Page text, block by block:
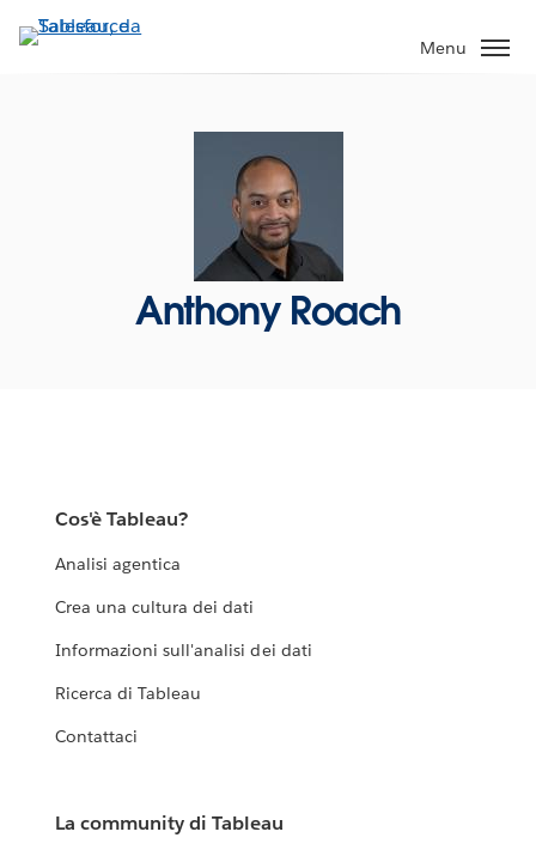
Passa
Menu
Anthony Roach
Cos'è Tableau?
Analisi agentica
Crea una cultura dei dati
Informazioni sull'analisi dei dati
Ricerca di Tableau
Contattaci
La community di Tableau